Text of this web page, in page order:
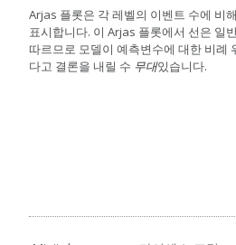
Arjas 플롯은 각 레벨의 이벤트 수에 비
표시합니다. 이 Arjas 플롯에서 선은 일
따르므로 모델이 예측변수에 대한 비례
다고 결론을 내릴 수 무대있습니다.